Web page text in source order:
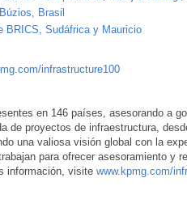
Brasil
BRICS, Sudáfrica y Mauricio
infrastructure100
en 146 países, asesorando a
de proyectos de infraestructura,
una valiosa visión global con la
para ofrecer asesoramiento y
información, visite www.kpmg.com/